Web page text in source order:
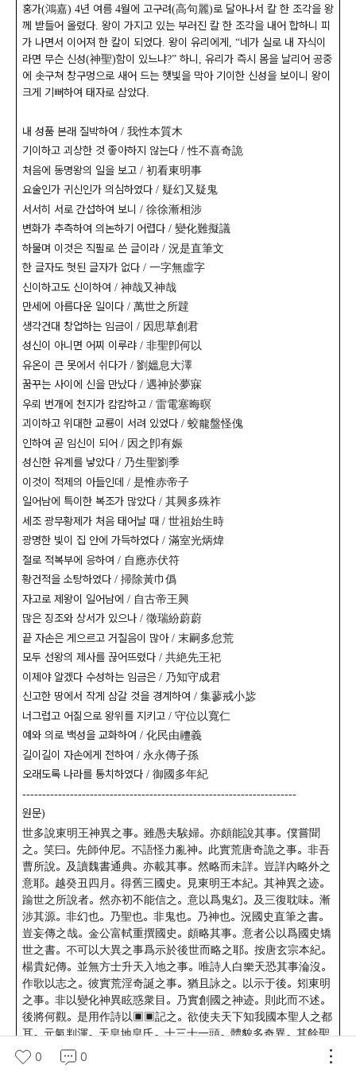
홍가(鴻嘉) 4년 여름 4월에 고구려(高句麗)로 달아나서 칼 한 조각을 왕
께 받들어 올렸다. 왕이 가지고 있는 부러진 칼 한 조각을 내어 합하니 피
가 나면서 이어져 한 칼이 되었다. 왕이 유리에게 “네가 실로 내 자식이
라면 무슨 신성(神聖)함이 있느냐?”하니
유리가 즉시 몸을 날리어 공중
에 솟구쳐 창구멍으로 새어 드는 햇빛을 막아 기이한 신성을 보이니 왕이
크게 기뻐하여 태자로 삼았다.
내 성품 본래 질박하여 / 我性本質木
기이하고 괴상한 것 좋아하지 않는다 /性不喜奇詭
처음에 동명왕의 일을 보고 / 初看東明事
요술인가 귀신인가 의심하였다 / 疑幻又疑鬼
서서히 서로 간섭하여 보니 / 徐徐漸相涉
변화가 추측하여 의논하기 어렵다 / 變化難擬議
하물며 이것은 직필로 쓴 글이라 / 況是直筆文
한 글자도 헛된 글자가 없다 / 一字無虛字
신이하고도 신이하여 / 神哉又神哉
만세에 아름다운 일이다 / 萬世之所韙
생각건대 창업하는 임금이 / 因思草創君
성신이 아니면 어찌 이루랴 / 非聖卽何以
유온이 큰 못에서 쉬다가 / 劉媼息大澤
꿈꾸는 사이에 신을 만났다 / 遇神於夢寐
우뢰 번개에 천지가 캄캄하고 / 雷電塞晦暝
괴이하고 위대한 교룡이 서려 있었다 / 蛟龍盤怪傀
인하여 곧 임신이 되어 / 因之卽有娠
성신한 유계를 낳았다 / 乃生聖劉季
이것이 적제의 아들인데 / 是惟赤帝子
일어남에 특이한 복조가 많았다 / 其興多殊祚
세조 광무황제가 처음 태어날 때 / 世祖始生時
광명한 빛이 집 안에 가득하였다 / 滿室光炳煒
절로 적복부에 응하여 / 自應赤伏符
황건적을 소탕하였다 / 掃除黃巾僞
자고로 제왕이 일어남에 / 自古帝王興
많은 징조와 상서가 있으나 / 徵瑞紛蔚蔚
끝 자손은 게으르고 거칠음이 많아 / 末嗣多怠荒
모두 선왕의 제사를 끊어뜨렸다 / 共絶先王祀
이제야 알겠다 수성하는 임금은 / 乃知守成君
신고한 땅에서 작게 삼갈 것을 경계하여 / 集蓼戒小毖
너그럽고 어짊으로 왕위를 지키고 / 守位以寬仁
예와 의로 백성을 교화하여 / 化民由禮義
길이길이 자손에게 전하여 / 永永傳子孫
오래도록 나라를 통치하였다 / 御國多年紀
---------------------------------------------------------------------
원문)
世多說東明王神異之事。 雖愚夫騃婦。 亦頗能說其事。 僕嘗聞
之。 笑曰。 先師仲尼。 不語怪力亂神。 此實荒唐奇詭之事。 非吾
曹所說。 及讀魏書通典。 亦載其事。 然略而未詳。 豈詳內略外之
意耶。 越癸丑四月 。 得舊三國史。 見東明王本紀。 其神異之迹。
踰世之所說者。 然亦初不能信之。 意以爲鬼幻。 及三復耽味。 漸
涉其源。 非幻也。 乃聖也。 非鬼也。 乃神也。 況國史直筆之書。
豈妄傳之哉。 金公富軾重撰國史。 頗略其事。 意者公以爲國史矯
世之書。 不可以大異之事爲示於後世而略之耶。 按唐玄宗本紀。
楊貴妃傳。 並無方士升天入地之事。 唯詩人白樂天恐其事淪沒。
作歌以志之。 彼實荒淫奇誕之事。 猶且詠之。 以示于後。 矧東明
之事。 非以變化神異眩惑衆目。 乃實創國之神迹。 則此而不述。
後將何觀。 是用作詩以▣▣記之。 欲使夫天下知我國本聖人之都
耳。元氣判渾。天皇地皇氏。十三十一頭。體貌多奇異。其餘聖
帝王
亦備載經史
感瑤光暐。
0 0